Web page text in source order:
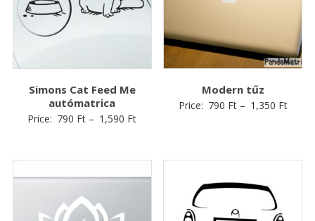
Simons Cat Feed Me
autómatrica
Price: 790 Ft – 1,590 Ft
Modern tűz
Price: 790 Ft– 1,350 Ft